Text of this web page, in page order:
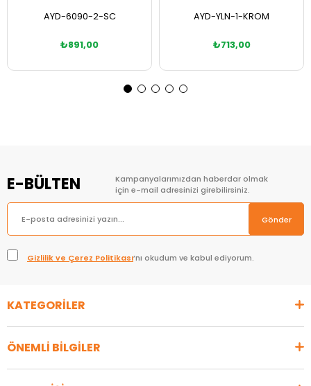
AYD-6090-2-SC
₺891,00
AYD-YLN-1-KROM
₺713,00
E-BÜLTEN
Kampanyalarımızdan haberdar olmak
için e-mail adresinizi girebilirsiniz.
Gönder
Gizlilik ve Çerez Politikası’nı okudum ve kabul ediyorum.
KATEGORİLER
ÖNEMLİ BİLGİLER